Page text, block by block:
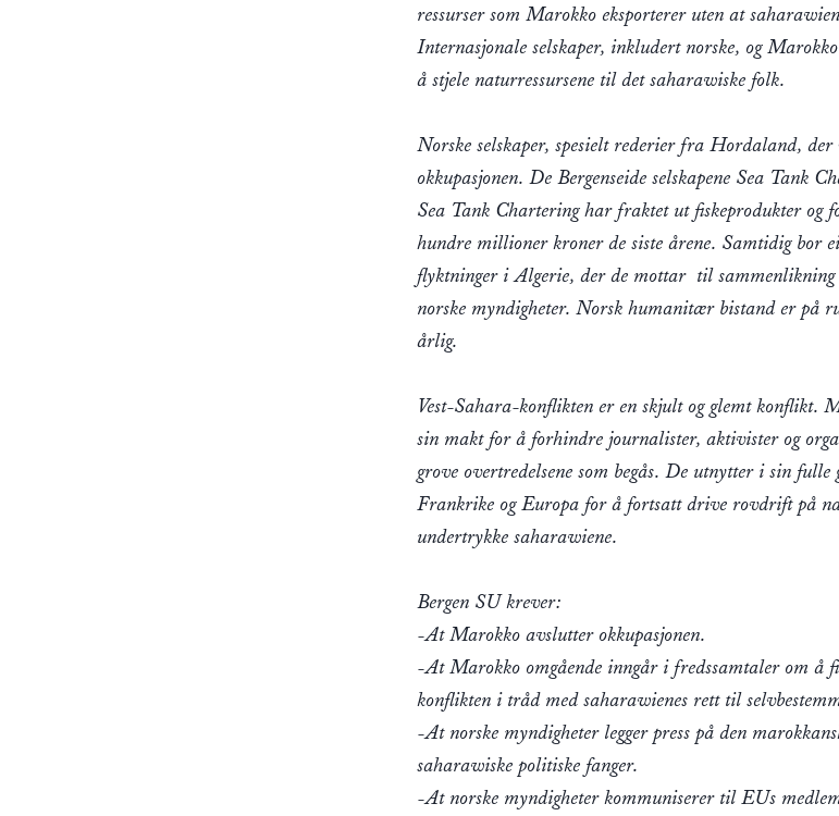
ressurser som Marokko eksporterer uten at
Internasjonale selskaper, inkludert norske, og
å stjele naturressursene til det saharawiske folk.
Norske selskaper, spesielt rederier fra Hordaland,
okkupasjonen. De Bergenseide selskapene Sea Tank
Sea Tank Chartering har fraktet ut fiskeprodukter og
hundre millioner kroner de siste årene. Samtidig bor
flyktninger i Algerie, der de mottar  til sammenlikning
norske myndigheter. Norsk humanitær bistand er på
årlig.
Vest-Sahara-konflikten er en skjult og glemt konflikt.
sin makt for å forhindre journalister, aktivister og
grove overtredelsene som begås. De utnytter i sin
Frankrike og Europa for å fortsatt drive rovdrift på
undertrykke saharawiene.
Bergen SU krever:
-At Marokko avslutter okkupasjonen.
-At Marokko omgående inngår i fredssamtaler om å
konflikten i tråd med saharawienes rett til
-At norske myndigheter legger press på den
saharawiske politiske fanger.
-At norske myndigheter kommuniserer til EUs